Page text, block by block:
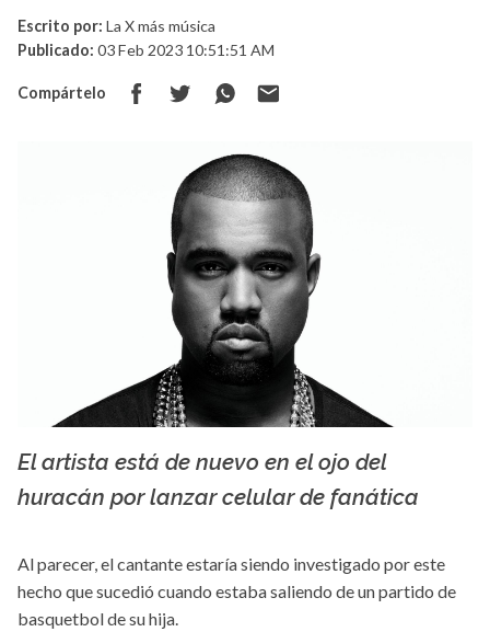
Escrito por: La X más música
Publicado: 03 Feb 2023 10:51:51 AM
Compártelo
La X mas música
El artista está de nuevo en el ojo del
huracán por lanzar celular de fanática
Al parecer, el cantante estaría siendo investigado por este
hecho que sucedió cuando estaba saliendo de un partido de
basquetbol de su hija.